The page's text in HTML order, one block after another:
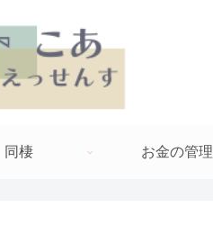
同棲 お金の管理